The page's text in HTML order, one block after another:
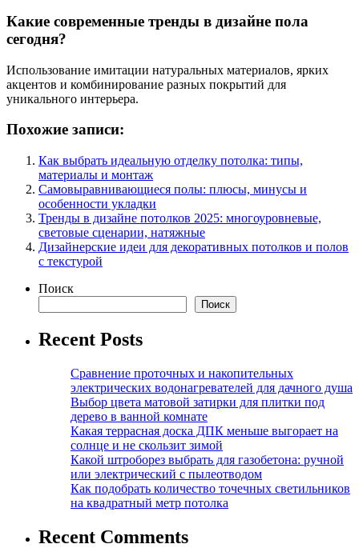
Какие современные тренды в дизайне пола
сегодня?
Использование имитации натуральных материалов, ярких
акцентов и комбинирование разных покрытий для
уникального интерьера.
Похожие записи:
Как выбрать идеальную отделку потолка: типы,
материалы и монтаж
Самовыравнивающиеся полы: плюсы, минусы и
особенности укладки
Тренды в дизайне потолков 2025: многоуровневые,
световые сценарии, натяжные
Дизайнерские идеи для декоративных потолков и полов
с текстурой
Поиск
Поиск
Recent Posts
Сравнение проточных и накопительных
электрических водонагревателей для дачного душа
Выбор цвета матовой затирки для плитки под
дерево в ванной комнате
Какая террасная доска ДПК меньше выгорает на
солнце и не скользит зимой
Какой штроборез выбрать для газобетона: ручной
или электрический с пылеотводом
Как подобрать количество точечных светильников
на квадратный метр потолка
Recent Comments